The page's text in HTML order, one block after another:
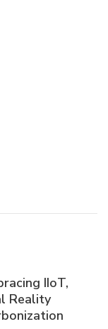
IIoT,
Reality